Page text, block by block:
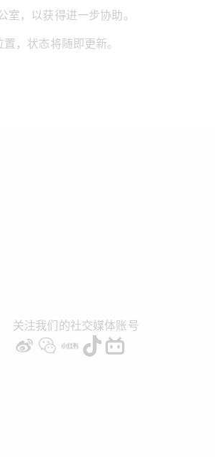
室，以获得进一步协助。
，状态将随即更新。
关注我们的社交媒体账号